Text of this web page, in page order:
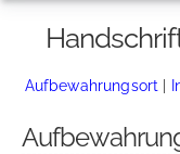
Aufbewahrungsort |